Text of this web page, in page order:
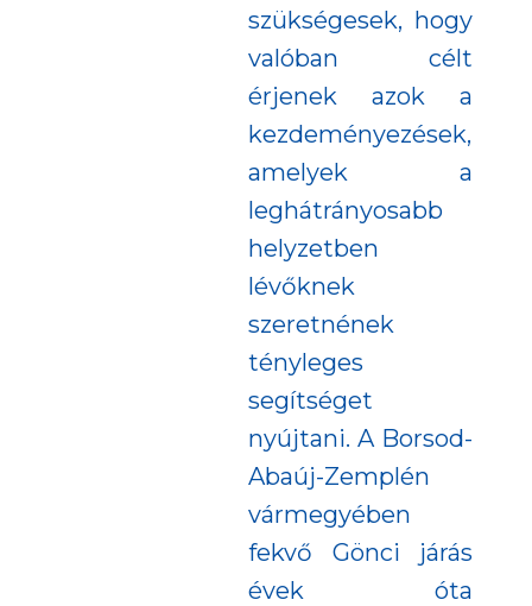
szükségesek, hogy
valóban célt
érjenek azok a
kezdeményezések,
amelyek a
leghátrányosabb
helyzetben
lévőknek
szeretnének
tényleges
segítséget
nyújtani. A Borsod-
Abaúj-Zemplén
vármegyében
fekvő Gönci járás
évek óta